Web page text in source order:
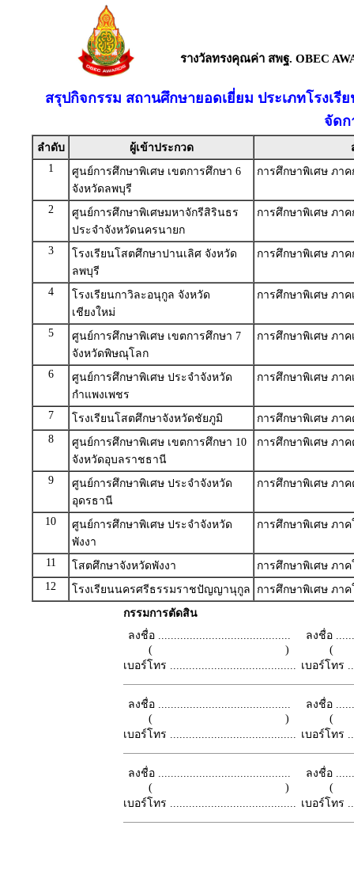
รางวัลทรงคุณค่า สพฐ. OBEC
สรุปกิจกรรม สถานศึกษายอดเยี่ยม ประเภทโรงเ
จัดก
ลำดับ ผู้เข้าประกวด
1
ศูนย์การศึกษาพิเศษ เขตการศึกษา 6
จังหวัดลพบุรี
การศึกษาพิเศษ ภา
2
ศูนย์การศึกษาพิเศษมหาจักรีสิรินธร
ประจำจังหวัดนครนายก
การศึกษาพิเศษ ภา
3
โรงเรียนโสตศึกษาปานเลิศ จังหวัด
ลพบุรี
การศึกษาพิเศษ ภา
4
โรงเรียนกาวิละอนุกูล จังหวัด
เชียงใหม่
การศึกษาพิเศษ ภาค
5
ศูนย์การศึกษาพิเศษ เขตการศึกษา 7
จังหวัดพิษณุโลก
การศึกษาพิเศษ ภาค
6
ศูนย์การศึกษาพิเศษ ประจำจังหวัด
กำแพงเพชร
การศึกษาพิเศษ ภาค
7 โรงเรียนโสตศึกษาจังหวัดชัยภูมิ
การศึกษาพิเศษ ภา
8
ศูนย์การศึกษาพิเศษ เขตการศึกษา 10
จังหวัดอุบลราชธานี
การศึกษาพิเศษ ภา
9
ศูนย์การศึกษาพิเศษ ประจำจังหวัด
อุดรธานี
การศึกษาพิเศษ ภา
10
ศูนย์การศึกษาพิเศษ ประจำจังหวัด
พังงา
การศึกษาพิเศษ ภาค
11 โสตศึกษาจังหวัดพังงา
การศึกษาพิเศษ ภาค
12
โรงเรียนนครศรีธรรมราชปัญญานุกูล
การศึกษาพิเศษ ภาค
กรรมการตัดสิน
ลงชื่อ ..........................................
( )
เบอร์โทร ........................................
ลงชื่อ
เบอร์โทร
ลงชื่อ ..........................................
( )
เบอร์โทร ........................................
ลงชื่อ
เบอร์โทร
ลงชื่อ ..........................................
( )
เบอร์โทร ........................................
ลงชื่อ
เบอร์โทร